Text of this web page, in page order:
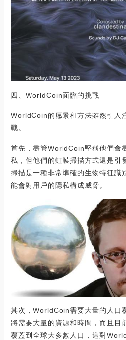
四、WorldCoin面臨的挑戰
WorldCoin的愿景和方法雖然引人
戰。
首先，盡管WorldCoin堅稱他們會
私，但他們的虹膜掃描方式還是引
掃描是一種非常準確的生物特征識
能會對用戶的隱私構成威脅。
其次，WorldCoin需要大量的人口
將需要大量的資源和時間，而且目
覆蓋到全球大多數人口，這對